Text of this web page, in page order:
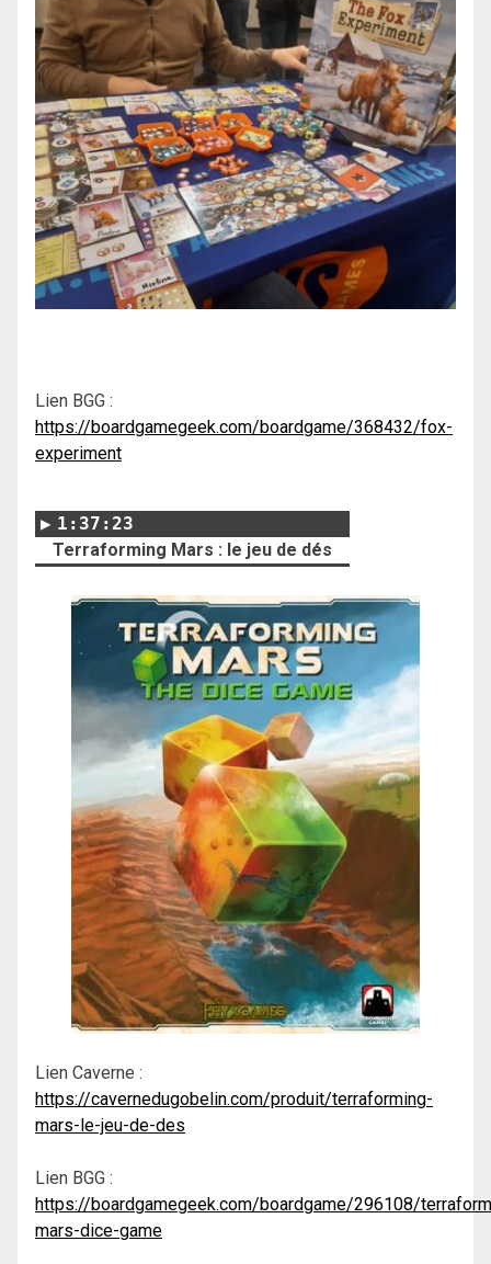
Lien BGG :
https://boardgamegeek.com/boardgame/368432/fox-
experiment
1:37:23
Terraforming Mars : le jeu de dés
Lien Caverne :
https://cavernedugobelin.com/produit/terraforming-
mars-le-jeu-de-des
Lien BGG :
https://boardgamegeek.com/boardgame/296108/
mars-dice-game